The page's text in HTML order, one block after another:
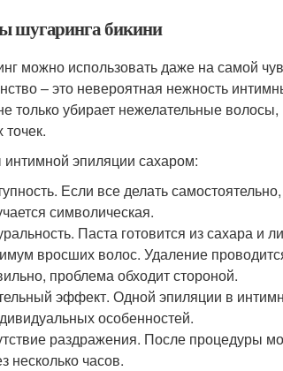
шугаринга бикини
можно использовать даже на самой
– это невероятная нежность
только убирает нежелательные
эпиляции сахаром:
Если все делать
символическая.
Паста готовится из сахара и
вросших волос. Удаление
проблема обходит стороной.
эффект. Одной эпиляции в
особенностей.
раздражения. После процедуры
несколько часов.